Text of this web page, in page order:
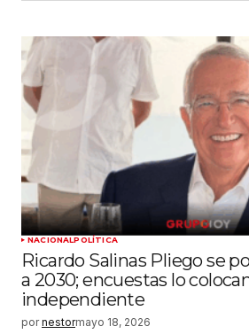
NACIONALPOLÍTICA
Ricardo Salinas Pliego se
a 2030; encuestas lo
independiente
por nestormayo 18, 2026